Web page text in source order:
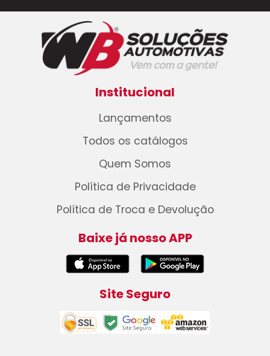
Institucional
Lançamentos
Todos os catálogos
Quem Somos
Política de Privacidade
Política de Troca e Devolução
Baixe já nosso APP
Site Seguro